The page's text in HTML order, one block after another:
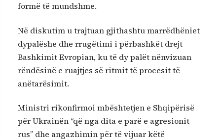
formë të mundshme.
Në diskutim u trajtuan gjithashtu marrëdhëniet
dypalëshe dhe rrugëtimi i përbashkët drejt
Bashkimit Evropian, ku të dy palët nënvizuan
rëndësinë e ruajtjes së ritmit të procesit të
anëtarësimit.
Ministri rikonfirmoi mbështetjen e Shqipërisë
për Ukrainën “që nga dita e parë e agresionit
rus” dhe angazhimin për të vijuar këtë